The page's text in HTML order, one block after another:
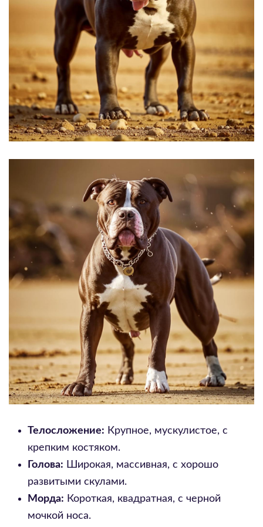
Телосложение: Крупное, мускулистое, с
крепким костяком.
Голова: Широкая, массивная, с хорошо
развитыми скулами.
Морда: Короткая, квадратная, с черной
мочкой носа.